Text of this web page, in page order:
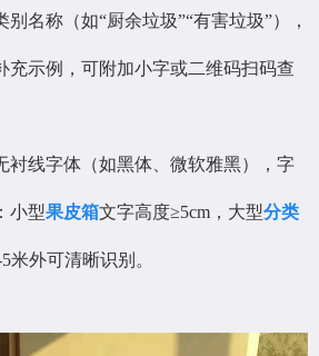
称（如“厨余垃圾”“有害垃圾”），
充示例，可附加小字或二维码扫码查
线字体（如黑体、微软雅黑），字
小型果皮箱文字高度≥5cm，大型分类
米外可清晰识别。